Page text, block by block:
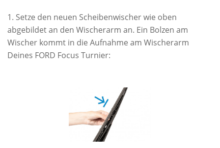
Setze den neuen Scheibenwischer wie oben
abgebildet an den Wischerarm an. Ein Bolzen am
Wischer kommt in die Aufnahme am Wischerarm
Deines FORD Focus Turnier: